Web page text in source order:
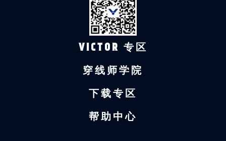
VICTOR 专区
穿线师学院
下载专区
帮助中心